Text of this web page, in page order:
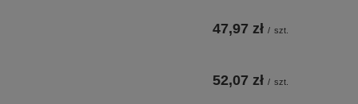
47,97 zł / szt.
52,07 zł / szt.